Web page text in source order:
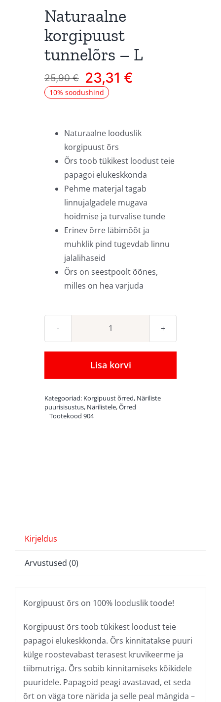
Naturaalne
korgipuust
tunnelõrs – L
25,90€
Algne
hind
25,90 €.
23,31 €
Current
price
23,31 €.
10% soodushind
Naturaalne looduslik
korgipuust õrs
Õrs toob tükikest loodust teie
papagoi elukeskkonda
Pehme materjal tagab
linnujalgadele mugava
hoidmise ja turvalise tunde
Erinev õrre läbimõõt ja
muhklik pind tugevdab linnu
jalalihaseid
Õrs on seestpoolt õõnes,
milles on hea varjuda
Naturaalne
tunnelõrs
–
kogus
Lisa korvi
Kategooriad: Korgipuust õrred, Näriliste
puurisisustus, Närilistele,Õrred
Tootekood 904
Kirjeldus
Arvustused (0)
Korgipuust õrs on 100% looduslik toode!
Korgipuust õrs toob tükikest loodust teie
papagoi elukeskkonda. Õrs kinnitatakse puuri
külge roostevabast terasest kruvikeerme ja
tiibmutriga. Õrs sobib kinnitamiseks kõikidele
puuridele. Papagoid peagi avastavad, et seda
õrt on väga tore närida ja selle peal mängida –